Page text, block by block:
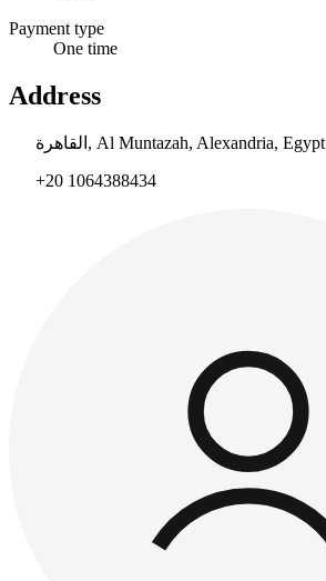
Payment type
One time
Address
القاهرة, Al Muntazah, Alexandria, Egypt
+20 1064388434